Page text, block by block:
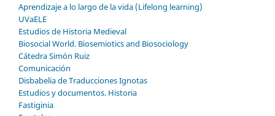
Aprendizaje a lo largo de la vida (Lifelong learning)
UVaELE
Estudios de Historia Medieval
Biosocial World. Biosemiotics and Biosociology
Cátedra Simón Ruiz
Comunicación
Disbabelia de Traducciones Ignotas
Estudios y documentos. Historia
Fastiginia